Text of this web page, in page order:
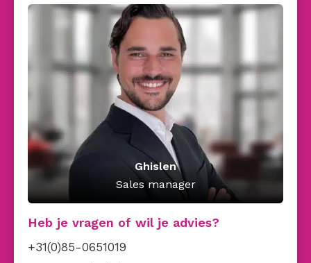
Ghislen
Sales manager
Heb je vragen of wil je advies?
+31(0)85-0651019